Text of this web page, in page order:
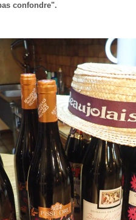
confondre".